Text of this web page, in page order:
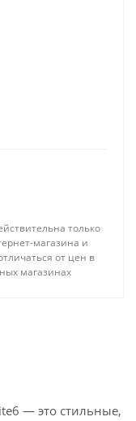
только
магазина и
от цен в
магазинах
— это стильные,